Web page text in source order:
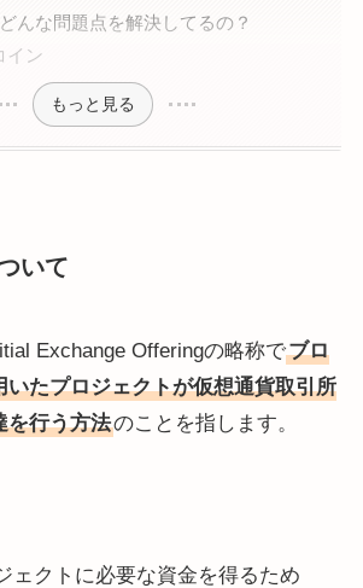
どんな問題点を解決してるの？
イン
もっと見る
いて
Exchange Offeringの略称でブロ
いたプロジェクトが仮想通貨取引所
を行う方法のことを指します。
ェクトに必要な資金を得るため